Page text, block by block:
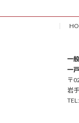
一
一
〒
岩